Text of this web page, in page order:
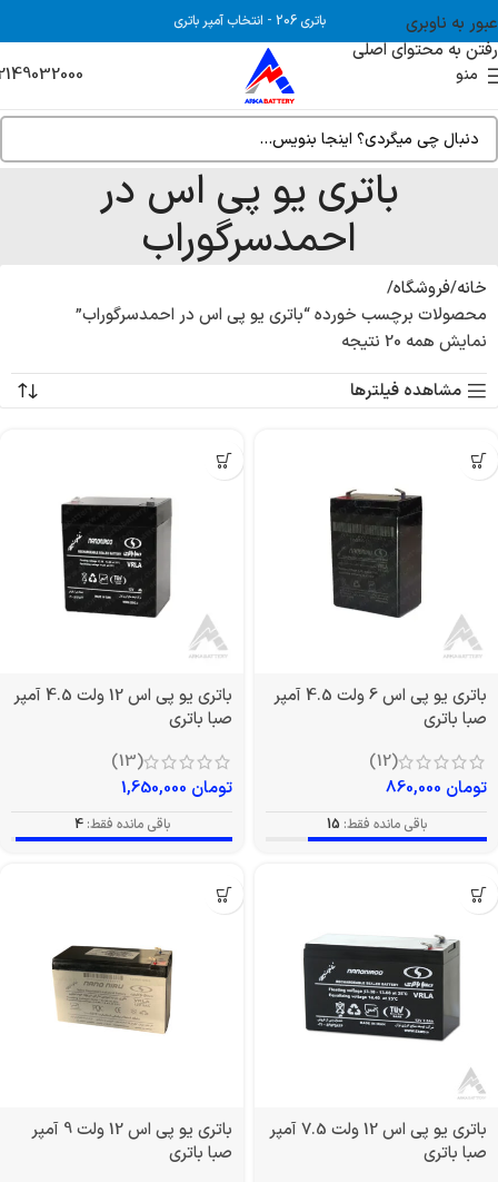
عبور به ناوبری
رفتن به محتوای اصلی
باتری 206 - انتخاب آمپر باتری
منو
باتری یو پی اس در
احمدسرگوراب
خانه فروشگاه
محصولات برچسب خورده “باتری یو پی اس در احمدسرگوراب”
نمایش همه 20 نتیجه
مشاهده فیلترها
باتری یو پی اس 6 ولت 4.5 آمپر
صبا باتری
(12)
تومان
باقی مانده فقط: 15
باتری یو پی اس 12 ولت 4.5 آمپر
صبا باتری
(13)
تومان
باقی مانده فقط: 4
باتری یو پی اس 12 ولت 7.5 آمپر
صبا باتری
باتری یو پی اس 12 ولت 9 آمپر
صبا باتری